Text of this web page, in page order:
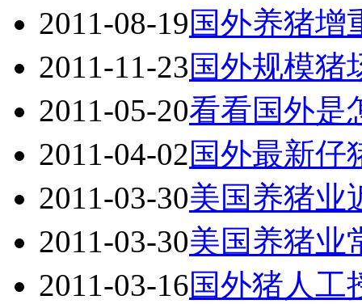
2011-08-19国外养猪增
2011-11-23国外规模猪
2011-05-20看看国外是
2011-04-02国外最新仔
2011-03-30美国养猪业
2011-03-30美国养猪业
2011-03-16国外猪人工